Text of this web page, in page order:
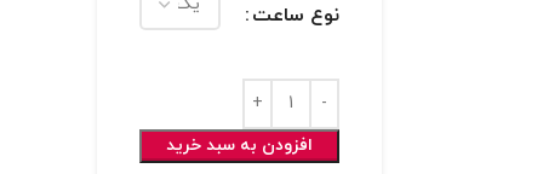
نوع ساعت
افزودن به سبد خرید